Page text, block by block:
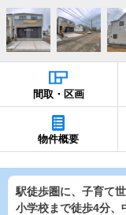
間取・区画
物件概要
駅徒歩圏に、子育て
小学校まで徒歩4分、